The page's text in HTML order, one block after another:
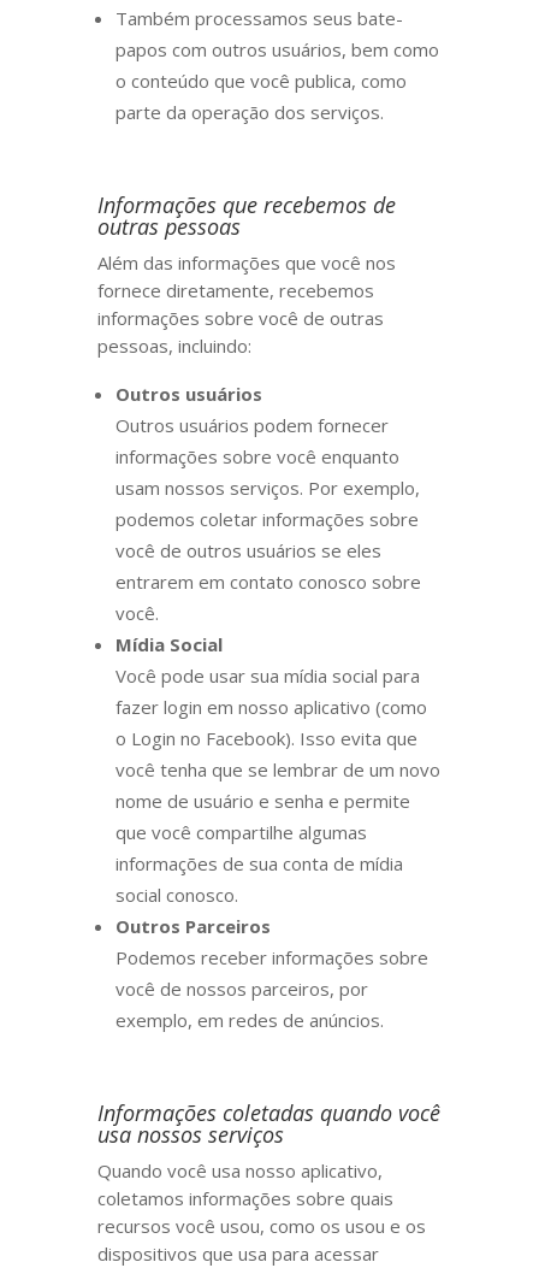
Também processamos seus bate-
papos com outros usuários, bem como
o conteúdo que você publica, como
parte da operação dos serviços.
Informações que recebemos de
outras pessoas
Além das informações que você nos
fornece diretamente, recebemos
informações sobre você de outras
pessoas, incluindo:
Outros usuários
Outros usuários podem fornecer
informações sobre você enquanto
usam nossos serviços. Por exemplo,
podemos coletar informações sobre
você de outros usuários se eles
entrarem em contato conosco sobre
você.
Mídia Social
Você pode usar sua mídia social para
fazer login em nosso aplicativo (como
o Login no Facebook). Isso evita que
você tenha que se lembrar de um novo
nome de usuário e senha e permite
que você compartilhe algumas
informações de sua conta de mídia
social conosco.
Outros Parceiros
Podemos receber informações sobre
você de nossos parceiros, por
exemplo, em redes de anúncios.
Informações coletadas quando você
usa nossos serviços
Quando você usa nosso aplicativo,
coletamos informações sobre quais
recursos você usou, como os usou e os
dispositivos que usa para acessar